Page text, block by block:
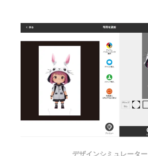
デザインシミュレーター